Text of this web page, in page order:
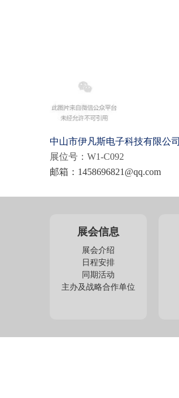
中山市伊凡斯电子科技有限公司
展位号：W1-C092
邮箱：1458696821@qq.com
展会信息
展会介绍
日程安排
同期活动
主办及战略合作单位